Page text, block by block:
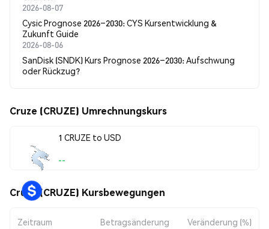
2026-08-07
Cysic Prognose 2026–2030: CYS Kursentwicklung &
Zukunft Guide
2026-08-06
SanDisk (SNDK) Kurs Prognose 2026–2030: Aufschwung
oder Rückzug?
Cruze (CRUZE) Umrechnungskurs
1 CRUZE to USD
--
Cruze (CRUZE) Kursbewegungen
Zeitraum Betragsänderung Veränderung (%)